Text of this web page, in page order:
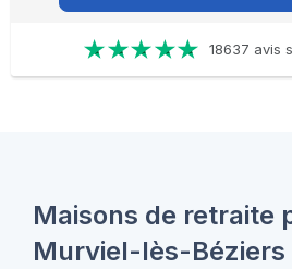
18637 avis
Maisons de retraite
Murviel-lès-Béziers